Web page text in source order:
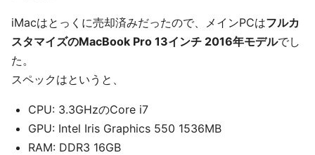
iMacはとっくに売却済みだったので、メインPCはフルカ
スタマイズのMacBook Pro 13インチ 2016年モデルでし
た。
スペックはというと、
CPU: 3.3GHzのCore i7
GPU: Intel Iris Graphics 550 1536MB
RAM: DDR3 16GB